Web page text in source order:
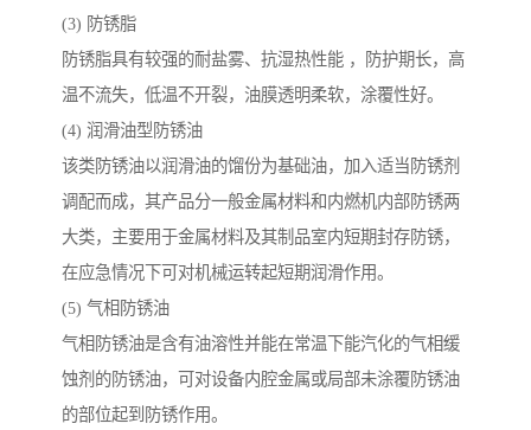
(3) 防锈脂
防锈脂具有较强的耐盐雾、抗湿热性能 ，防护期长，高
温不流失，低温不开裂，油膜透明柔软，涂覆性好。
(4) 润滑油型防锈油
该类防锈油以润滑油的馏份为基础油，加入适当防锈剂
调配而成，其产品分一般金属材料和内燃机内部防锈两
大类，主要用于金属材料及其制品室内短期封存防锈，
在应急情况下可对机械运转起短期润滑作用。
(5) 气相防锈油
气相防锈油是含有油溶性并能在常温下能汽化的气相缓
蚀剂的防锈油，可对设备内腔金属或局部未涂覆防锈油
的部位起到防锈作用。